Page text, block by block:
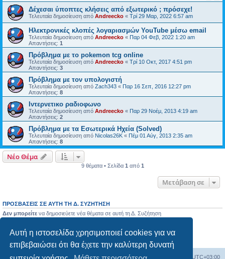
Αυτή η ιστοσελίδα χρησιμοποιεί cookies για να
επιβεβαιώσει ότι θα έχετε την καλύτερη δυνατή
Δέχεσαι ύποπτες κλήσεις από εξωτερικό ; πρόσεχε!
Τελευταία δημοσίευση από Andreecko « Τρί 29 Μαρ, 2022 6:57 am
Ηλεκτρονικές κλοπές λογαριασμών YouTube μέσω email
Τελευταία δημοσίευση από Andreecko « Παρ 04 Φεβ, 2022 1:20 am
Απαντήσεις: 1
Πρόβλημα με το pokemon tcg online
Τελευταία δημοσίευση από Andreecko « Τρί 10 Οκτ, 2017 4:51 pm
Απαντήσεις: 3
Πρόβλημα με τον υπολογιστή
Τελευταία δημοσίευση από Zach343 « Παρ 16 Σεπ, 2016 12:27 pm
Απαντήσεις: 8
Ιντερνετικο ραδιοφωνο
Τελευταία δημοσίευση από Andreecko « Παρ 29 Νοέμ, 2013 4:19 am
Απαντήσεις: 2
Πρόβλημα με τα Εσωτερικά Ηχεία (Solved)
Τελευταία δημοσίευση από Nicolas26K « Πέμ 01 Αύγ, 2013 2:35 am
Απαντήσεις: 8
Νέο Θέμα
9 θέματα • Σελίδα 1 από 1
Μετάβαση σε
ΠΡΟΣΒΆΣΕΙΣ ΣΕ ΑΥΤΉ ΤΗ Δ. ΣΥΖΉΤΗΣΗ
Δεν μπορείτε να δημοσιεύετε νέα θέματα σε αυτή τη Δ. Συζήτηση
Δεν μπορείτενα διαγράφετε τις δημοσιεύσεις σας σε αυτή τη Δ. Συζήτηση
Δεν μπορείτε
να επισυνάπτετε αρχεία σε αυτή τη Δ. Συζήτηση
Ευρετήριο Δ. Συζήτησης Όλοι οι χρόνοι είναι UTC+03:00